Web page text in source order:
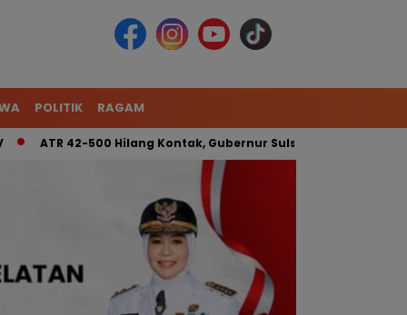
POLITIK RAGAM
42-500 Hilang Kontak, Gubernur Sulsel: Kita Kerahkan Tim